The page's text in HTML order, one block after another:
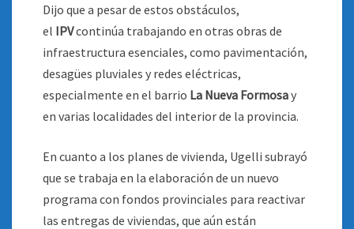
Dijo que a pesar de estos obstáculos,
el IPVcontinúa trabajando en otras obras de
infraestructura esenciales, como pavimentación,
desagües pluviales y redes eléctricas,
especialmente en el barrio La Nueva Formosay
en varias localidades del interior de la provincia.
En cuanto a los planes de vivienda, Ugelli subrayó
que se trabaja en la elaboración de un nuevo
programa con fondos provinciales para reactivar
las entregas de viviendas, que aún están